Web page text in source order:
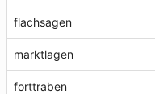
flachsagen
marktlagen
forttraben